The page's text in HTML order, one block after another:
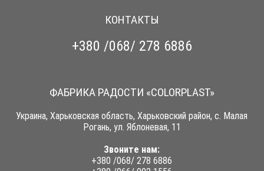
КОНТАКТЫ
+380 /068/ 278 6886
ФАБРИКА РАДОСТИ «COLORPLAST»
Украина, Харьковская область, Харьковский район, с. Малая
Рогань, ул. Яблоневая, 11
Звоните нам:
+380 /068/ 278 6886